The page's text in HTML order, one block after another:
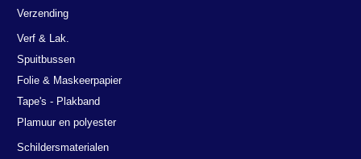
Verzending
Verf & Lak.
Spuitbussen
Folie & Maskeerpapier
Tape's - Plakband
Plamuur en polyester
Schildersmaterialen